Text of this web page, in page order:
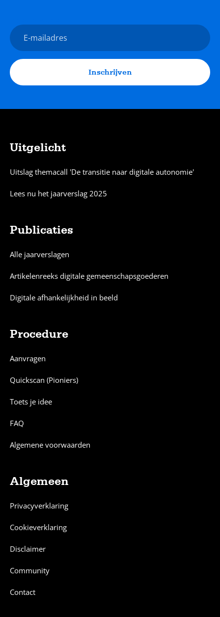
E-
mailadres
Inschrijven
Uitgelicht
Uitslag themacall 'De transitie naar digitale autonomie'
Lees nu het jaarverslag 2025
Publicaties
Alle jaarverslagen
Artikelenreeks digitale gemeenschapsgoederen
Digitale afhankelijkheid in beeld
Procedure
Aanvragen
Quickscan (Pioniers)
Toets je idee
FAQ
Algemene voorwaarden
Algemeen
Privacyverklaring
Cookieverklaring
Disclaimer
Community
Contact